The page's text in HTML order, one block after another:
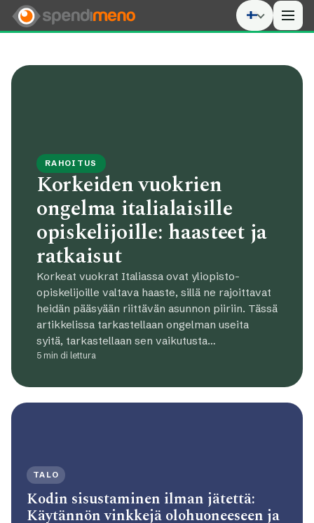
RAHOITUS
Korkeiden vuokrien
ongelma italialaisille
opiskelijoille: haasteet ja
ratkaisut
Korkeat vuokrat Italiassa ovat yliopisto-
opiskelijoille valtava haaste, sillä ne rajoittavat
heidän pääsyään riittävän asunnon piiriin. Tässä
artikkelissa tarkastellaan ongelman useita
syitä, tarkastellaan sen vaikutusta…
5 min di lettura
TALO
Kodin sisustaminen ilman jätettä:
Käytännön vinkkejä olohuoneeseen ja